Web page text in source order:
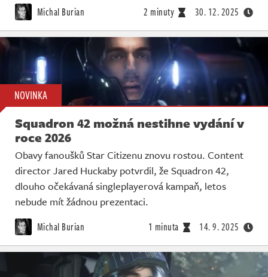
Michal Burian 2 minuty 30. 12. 2025
NOVINKA
Squadron 42 možná nestihne vydání v
roce 2026
Obavy fanoušků Star Citizenu znovu rostou. Content
director Jared Huckaby potvrdil, že Squadron 42,
dlouho očekávaná singleplayerová kampaň, letos
nebude mít žádnou prezentaci.
Michal Burian 1 minuta 14. 9. 2025